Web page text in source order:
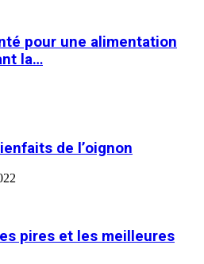
pour une alimentation
la…
de l’oignon
pires et les meilleures